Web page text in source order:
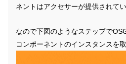
ネントはアクセサーが提供されてい
なので下図のようなステップで
コンポーネントのインスタンスを